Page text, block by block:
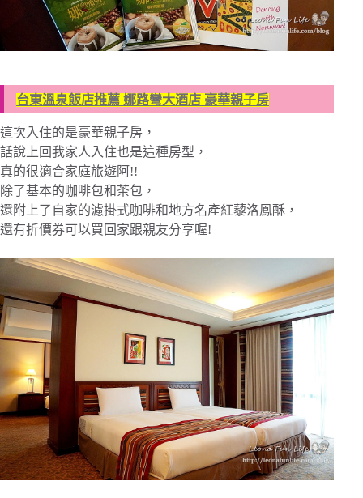
台東溫泉飯店推薦 娜路彎大酒店 豪華親子房
這次入住的是豪華親子房，
話說上回我家人入住也是這種房型，
真的很適合家庭旅遊阿!!
除了基本的咖啡包和茶包，
還附上了自家的濾掛式咖啡和地方名產紅藜洛鳳酥，
還有折價券可以買回家跟親友分享喔!